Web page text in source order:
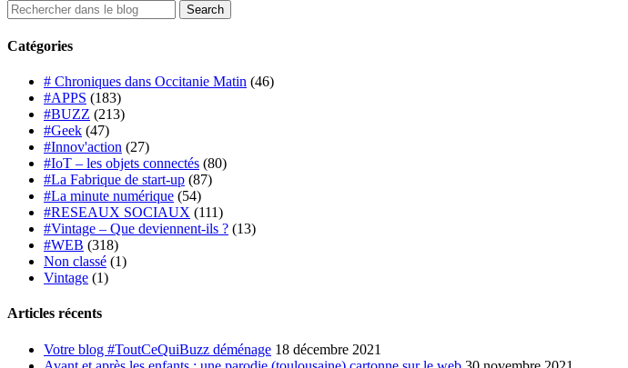
Catégories
# Chroniques dans Occitanie Matin (46)
#APPS (183)
#BUZZ (213)
#Geek (47)
#Innov'action (27)
#IoT – les objets connectés (80)
#La Fabrique de start-up (87)
#La minute numérique (54)
#RESEAUX SOCIAUX (111)
#Vintage – Que deviennent-ils ? (13)
#WEB (318)
Non classé (1)
Vintage (1)
Articles récents
Votre blog #ToutCeQuiBuzz déménage 18 décembre 2021